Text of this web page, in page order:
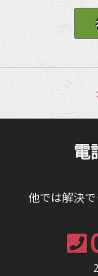
電
他では解決